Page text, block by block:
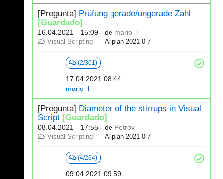
[Pregunta] Prüfung gerade/ungerade Zahl
[Guardado]
16.04.2021 - 15:09 - de mario_l
Visual Scripting Allplan 2021-0-7
(2/301)
17.04.2021 08:44
mario_l
[Pregunta] Diameter of the stirrups in Visual
Script [Guardado]
08.04.2021 - 17:55 - de Petrov
Visual Scripting Allplan 2021-0-7
(4/264)
09.04.2021 09:59